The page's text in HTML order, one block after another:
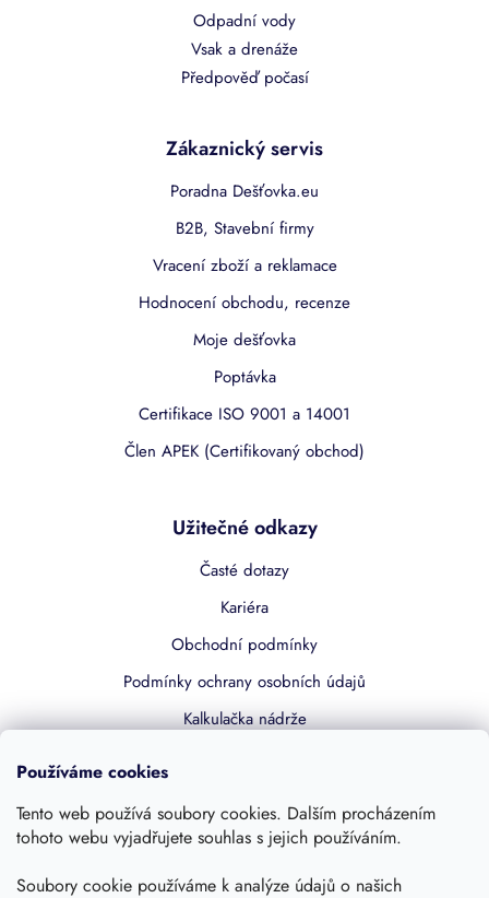
Používáme cookies
Tento web používá soubory cookies. Dalším procházením
tohoto webu vyjadřujete souhlas s jejich používáním.
Soubory cookie používáme k analýze údajů o našich
Odpadní vody
Vsak a drenáže
Předpověď počasí
Zákaznický servis
Poradna Dešťovka.eu
B2B, Stavební firmy
Vracení zboží a reklamace
Hodnocení obchodu, recenze
Moje dešťovka
Poptávka
Certifikace ISO 9001 a 14001
Člen APEK (Certifikovaný obchod)
Užitečné odkazy
Časté dotazy
Kariéra
Obchodní podmínky
Podmínky ochrany osobních údajů
Kalkulačka nádrže
Kontakty
Sledujte nás